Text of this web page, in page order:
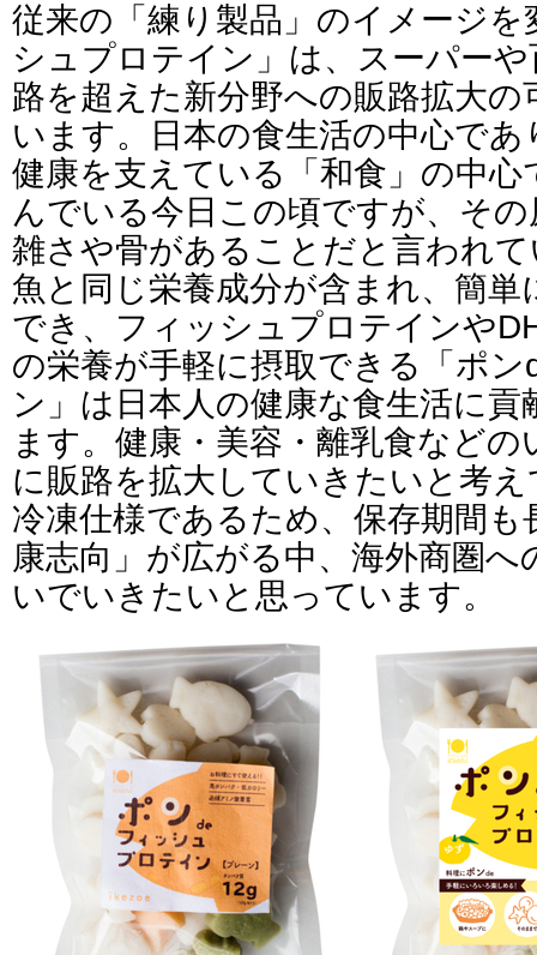
従来の「練り製品」のイメージ
シュプロテイン」は、スーパー
路を超えた新分野への販路拡大
います。日本の食生活の中心で
健康を支えている「和食」の中
んでいる今日この頃ですが、そ
雑さや骨があることだと言われ
魚と同じ栄養成分が含まれ、簡
でき、フィッシュプロテインや
の栄養が手軽に摂取できる「ポ
ン」は日本人の健康な食生活に
ます。健康・美容・離乳食など
に販路を拡大していきたいと考
冷凍仕様であるため、保存期間
康志向」が広がる中、海外商圏
いでいきたいと思っています。